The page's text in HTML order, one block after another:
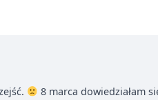
8 marca dowiedziałam